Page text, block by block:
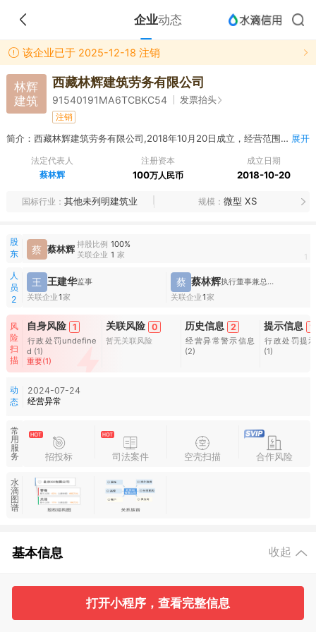
企业动态
该企业已于 2025-12-18 注销
林辉
建筑
西藏林辉建筑劳务有限公司
91540191MA6TCBKC54 发票抬头
注销
简介：西藏林辉建筑劳务有限公司,2018年10月20日成立，经营范围包括建筑劳务分包、外包（不含劳务派遣）。【依法须经批准的项目，经相关部门批准后方可开展该项经营活动】。 展开
法定代表人
蔡林辉
注册资本
100万人民币
成立日期
2018-10-20
国标行业 其他未列明建筑业 规模 微型 XS
股
东
蔡 蔡林辉 持股比例 100%
关联企业 1 家 1
人
员
2
王 王建华监事
关联企业1家
蔡 蔡林辉
执行董事兼总经理,财务负责人
关联企业1家
风
险
扫
描
自身风险 1
行政处罚undefine
d (1)
重要(1)
关联风险 0
暂无关联风险
历史信息 2
经营异常警示信息
(2)
提示信息 1
行政处罚提
(1)
动
态
2024-07-24
经营异常
常
用
服
务
招投标 司法案件 空壳扫描 合作风险
水
滴
图
谱
基本信息 收起
2
打开小程序，查看完整信息